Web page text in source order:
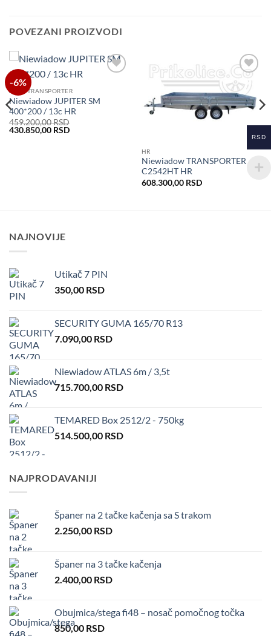
POVEZANI PROIZVODI
-6%
AUTOTRANSPORTER
Niewiadow JUPITER SM
400*200 / 13c HR
459.200,00RSD
Original
430.850,00 RSDCurrent
Dodaj
u listu
želja
HR
Niewiadow TRANSPORTER
C2542HT HR
608.300,00 RSD
NAJNOVIJE
Utikač 7 PIN
350,00 RSD
SECURITY GUMA 165/70 R13
7.090,00 RSD
Niewiadow ATLAS 6m / 3,5t
715.700,00 RSD
TEMARED Box 2512/2 - 750kg
514.500,00 RSD
NAJPRODAVANIJI
Španer na 2 tačke kačenja sa S trakom
2.250,00 RSD
Španer na 3 tačke kačenja
2.400,00 RSD
Obujmica/stega fi48 – nosač pomočnog točka
850,00 RSD
RSD